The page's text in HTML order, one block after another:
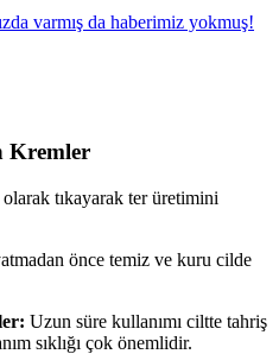
varmış da haberimiz yokmuş!
Kremler
tıkayarak ter üretimini
önce temiz ve kuru cilde
Uzun süre kullanımı ciltte tahriş
sıklığı çok önemlidir.